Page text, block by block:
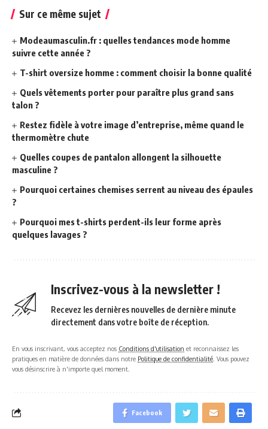
Sur ce même sujet
Modeaumasculin.fr : quelles tendances mode homme
suivre cette année ?
T-shirt oversize homme : comment choisir la bonne qualité
Quels vêtements porter pour paraître plus grand sans
talon ?
Restez fidèle à votre image d’entreprise, même quand le
thermomètre chute
Quelles coupes de pantalon allongent la silhouette
masculine ?
Pourquoi certaines chemises serrent au niveau des épaules
?
Pourquoi mes t-shirts perdent-ils leur forme après
quelques lavages ?
Inscrivez-vous à la newsletter !
Recevez les dernières nouvelles de dernière minute
directement dans votre boîte de réception.
En vous inscrivant, vous acceptez nos Conditions d'utilisation et reconnaissez les
pratiques en matière de données dans notre Politique de confidentialité . Vous pouvez
vous désinscrire à n'importe quel moment.
Facebook